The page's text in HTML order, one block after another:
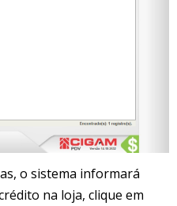
o sistema informará
na loja, clique em